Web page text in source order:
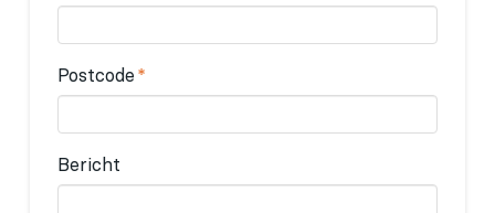
Postcode *
Bericht